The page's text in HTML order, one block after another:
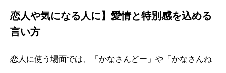
恋人や気になる人に】愛情と特別感を込める
言い方
恋人に使う場面では、「かなさんどー」や「かなさんね